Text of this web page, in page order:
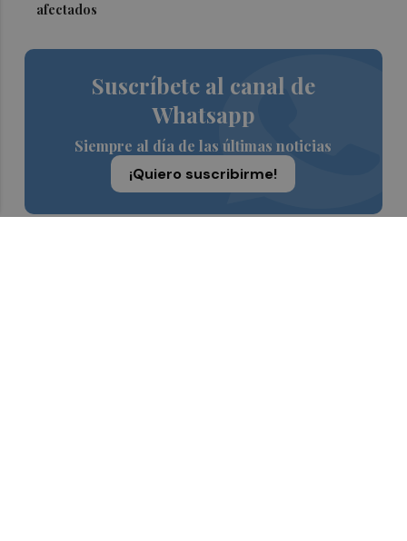
afectados
Suscríbete al canal de
Whatsapp
Siempre al día de las últimas noticias
¡Quiero suscribirme!